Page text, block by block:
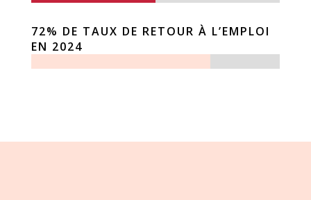
72% DE TAUX DE RETOUR À L’EMPLOI
EN 2024